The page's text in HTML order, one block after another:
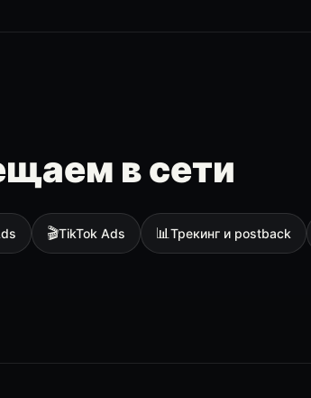
в сети
🎬TikTok Ads 📊Трекинг и postback